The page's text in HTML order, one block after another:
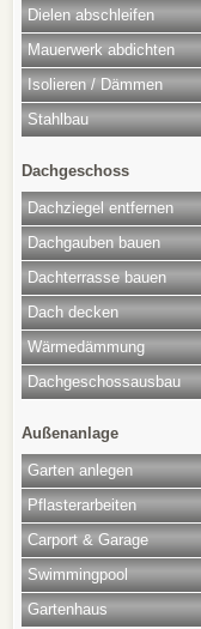
Dielen abschleifen
Mauerwerk abdichten
Isolieren / Dämmen
Stahlbau
Dachgeschoss
Dachziegel entfernen
Dachgauben bauen
Dachterrasse bauen
Dach decken
Wärmedämmung
Dachgeschossausbau
Außenanlage
Garten anlegen
Pflasterarbeiten
Carport & Garage
Swimmingpool
Gartenhaus